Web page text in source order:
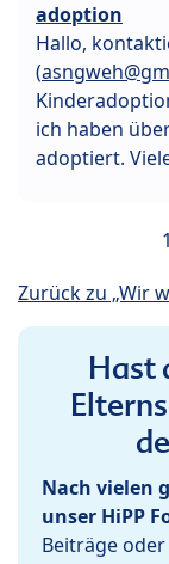
adoption
Hallo,
(
ich haben
adoptiert.
Zurück zu „Wir
Hast
Nach vielen
unser HiPP
Beiträge